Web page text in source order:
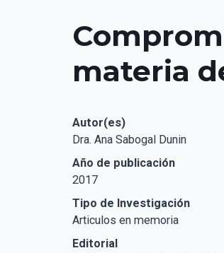
materia
Autor(es)
Dra. Ana Sabogal Dunin
Año de publicación
2017
Tipo de Investigación
Articulos en memoria
Editorial